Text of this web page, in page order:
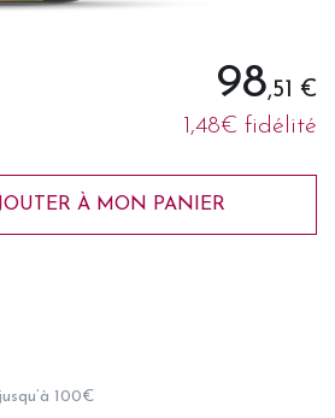
98,51 €
1,48€ fidélité
À MON PANIER
100€